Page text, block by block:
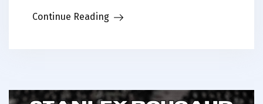
Continue Reading